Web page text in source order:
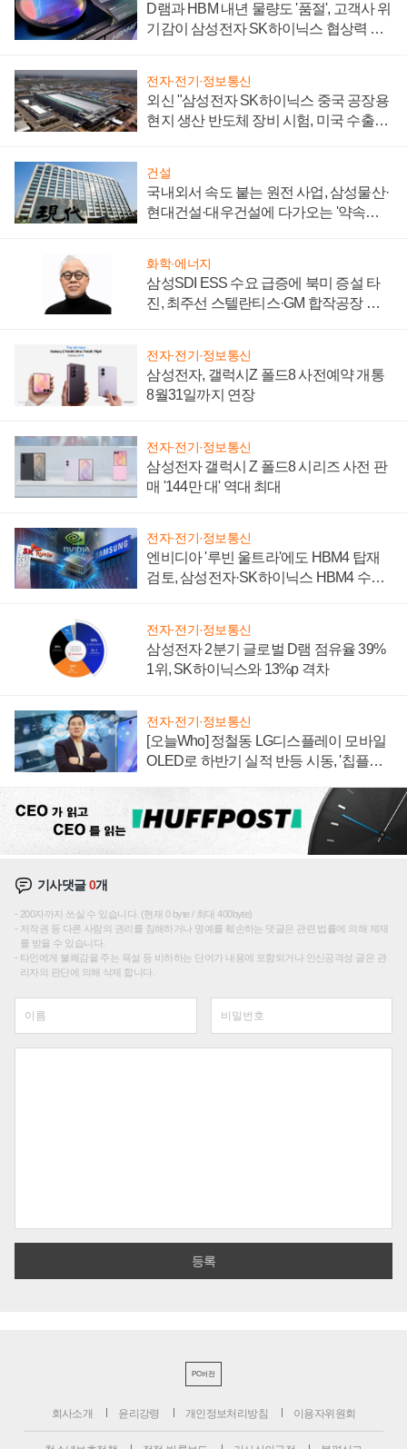
D램과 HBM 내년 물량도 '품절', 고객사 위
기감이 삼성전자 SK하이닉스 협상력 더
전자·전기·정보통신
외신 "삼성전자 SK하이닉스 중국 공장용
현지 생산 반도체 장비 시험, 미국 수출통
건설
국내외서 속도 붙는 원전 사업, 삼성물산·
현대건설·대우건설에 다가오는 '약속의
화학·에너지
삼성SDI ESS 수요 급증에 북미 증설 타
진, 최주선 스텔란티스·GM 합작공장 건
전자·전기·정보통신
삼성전자, 갤럭시Z 폴드8 사전예약 개통
8월31일까지 연장
전자·전기·정보통신
삼성전자 갤럭시 Z 폴드8 시리즈 사전 판
매 '144만 대' 역대 최대
전자·전기·정보통신
엔비디아 '루빈 울트라'에도 HBM4 탑재
검토, 삼성전자·SK하이닉스 HBM4 수율
전자·전기·정보통신
삼성전자 2분기 글로벌 D램 점유율 39%
1위, SK하이닉스와 13%p 격차
전자·전기·정보통신
[오늘Who] 정철동 LG디스플레이 모바일
OLED로 하반기 실적 반등 시동, '칩플레
기사댓글0개
200자까지 쓰실 수 있습니다. (현재 0 byte / 최대 400byte)
저작권 등 다른 사람의 권리를 침해하거나 명예를 훼손하는 댓글은 관련 법률에 의해 제재
를 받을 수 있습니다.
타인에게 불쾌감을 주는 욕설 등 비하하는 단어가 내용에 포함되거나 인신공격성 글은 관
리자의 판단에 의해 삭제 합니다.
PC버전
회사소개 윤리강령 개인정보처리방침 이용자위원회